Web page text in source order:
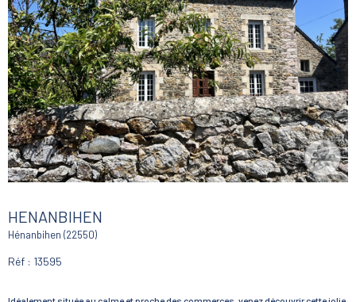
HENANBIHEN
Hénanbihen (22550)
Réf : 13595